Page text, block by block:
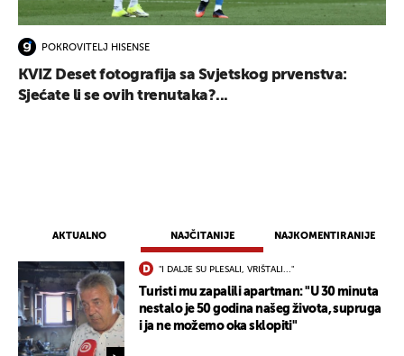
AKTUALNO NAJČITANIJE NAJKOMENTIRANIJE
"I DALJE SU PLESALI, VRIŠTALI..."
Turisti mu zapalili apartman: "U 30 minuta
nestalo je 50 godina našeg života, supruga
i ja ne možemo oka sklopiti"
POKROVITELJ HISENSE
KVIZ Deset fotografija sa Svjetskog prvenstva:
Sjećate li se ovih trenutaka?...
UKLJUČITE NOTIFIKACIJE